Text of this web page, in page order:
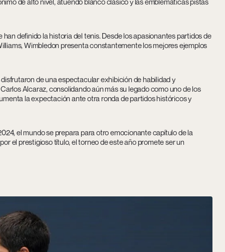
definido la historia del tenis. Desde los apasionantes partidos de
Wimbledon presenta constantemente los mejores ejemplos
de una espectacular exhibición de habilidad y
Alcaraz, consolidando aún más su legado como uno de los
la expectación ante otra ronda de partidos históricos y
el mundo se prepara para otro emocionante capítulo de la
el prestigioso título, el torneo de este año promete ser un